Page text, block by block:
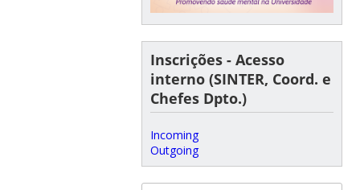
Inscrições - Acesso
interno (SINTER, Coord. e
Chefes Dpto.)
Incoming
Outgoing